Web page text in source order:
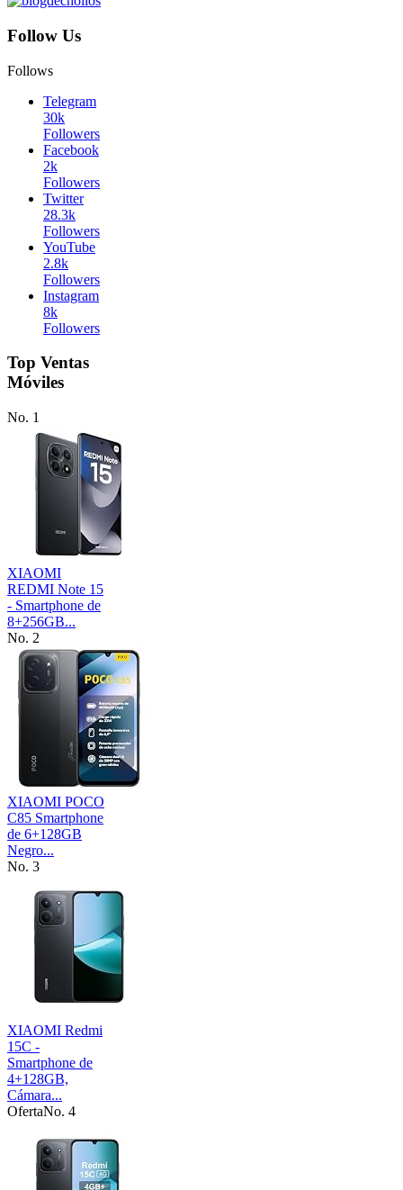
Follow Us
Follows
Telegram
30k
Followers
Facebook
2k
Followers
Twitter
28.3k
Followers
YouTube
2.8k
Followers
Instagram
8k
Followers
Top Ventas
Móviles
No. 1
XIAOMI
REDMI Note 15
- Smartphone de
8+256GB...
No. 2
XIAOMI POCO
C85 Smartphone
de 6+128GB
Negro...
No. 3
XIAOMI Redmi
15C -
Smartphone de
4+128GB,
Cámara...
OfertaNo. 4